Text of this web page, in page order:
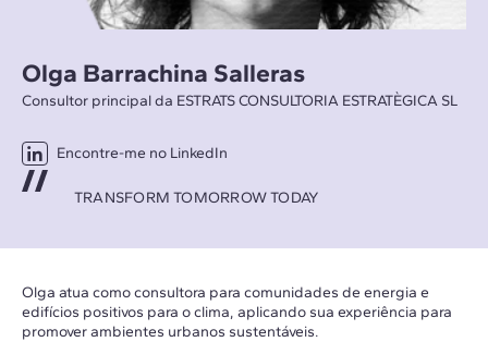
Olga Barrachina Salleras
Consultor principal da ESTRATS CONSULTORIA ESTRATÈGICA SL
Encontre-me no LinkedIn
TRANSFORM TOMORROW TODAY
Olga atua como consultora para comunidades de energia e
edifícios positivos para o clima, aplicando sua experiência para
promover ambientes urbanos sustentáveis.